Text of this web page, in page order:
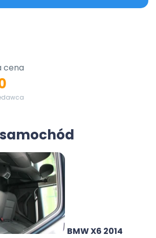
cena
BMW X6 2014